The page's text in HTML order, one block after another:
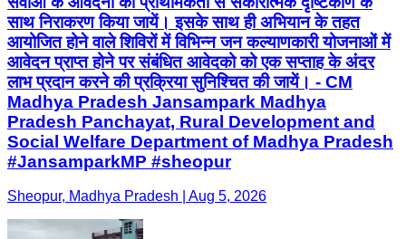
साथ निराकरण किया जायें। इसके साथ ही अभियान के तहत
आयोजित होने वाले शिविरों में विभिन्न जन कल्याणकारी योजनाओं में
आवेदन प्राप्त होने पर संबंधित आवेदको को एक सप्ताह के अंदर
लाभ प्रदान करने की प्रक्रिया सुनिश्चित की जायें। - CM
Madhya Pradesh Jansampark Madhya
Pradesh Panchayat, Rural Development and
Social Welfare Department of Madhya Pradesh
#JansamparkMP #sheopur
Sheopur, Madhya Pradesh | Aug 5, 2026